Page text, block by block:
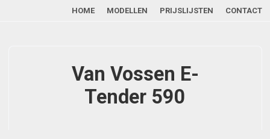
Overslaan en naar de inhoud gaan
Main navigation
HOME MODELLEN PRIJSLIJSTEN CONTACT
Van Vossen E-
Tender 590